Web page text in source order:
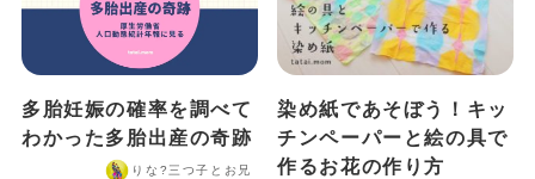
多胎妊娠の確率を調べて
わかった多胎出産の奇跡
りな?️三つ子とお兄
染め紙であそぼう！キッ
チンペーパーと絵の具で
作るお花の作り方